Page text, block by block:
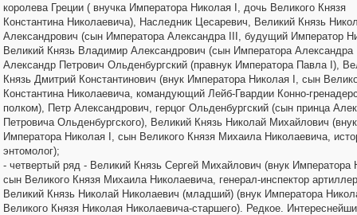
королева Греции ( внучка Императора Николая I, дочь Великого Князя
Константина Николаевича), Наследник Цесаревич, Великий Князь
Александрович (сын Императора Александра III, будущий Император
Великий Князь Владимир Александрович (сын Императора Александра
Александр Петрович Ольденбургский (правнук Императора Павла I),
Князь Дмитрий Константинович (внук Императора Николая I, сын
Константина Николаевича, командующий Лейб-Гвардии Конно-
полком), Петр Александрович, герцог Ольденбургский (сын принца
Петровича Ольденбургского), Великий Князь Николай Михайлович (внук
Императора Николая I, сын Великого Князя Михаила Николаевича,
энтомолог);
- четвертый ряд - Великий Князь Сергей Михайлович (внук Императора
сын Великого Князя Михаила Николаевича, генерал-инспектор
Великий Князь Николай Николаевич (младший) (внук Императора
Великого Князя Николая Николаевича-старшего). Редкое.